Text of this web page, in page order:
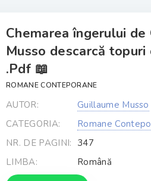
Chemarea îngerului de
Musso descarcă
.Pdf 📖
ROMANE CONTEPORANE
AUTOR:
Guillaume Musso
CATEGORIA:
Romane
NR. DE PAGINI: 347
LIMBA:
Română